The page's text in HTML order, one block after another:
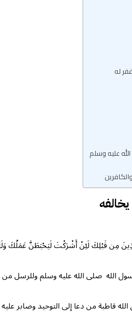
له
عليه وسلم
مِن قَبْلِكَ لَئِنْ أَشْرَكْتَ لَيَحْبَطَنَّ عَمَلُكَ
الله صلى الله عليه وسلم وللرسل
قاطبة من دعا إلى التوحيد وصابر